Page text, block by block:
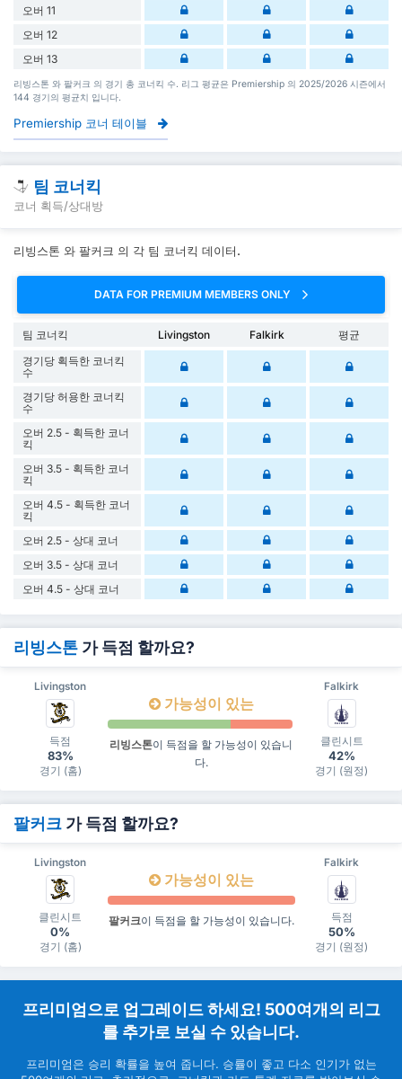
오버 11
오버 12
오버 13
리빙스톤 와 팔커크 의 경기 총 코너킥 수. 리그 평균은 Premiership 의 2025/2026 시즌에서
144 경기의 평균치 입니다.
Premiership 코너 테이블
팀 코너킥
코너 획득/상대방
리빙스톤 와 팔커크 의 각 팀 코너킥 데이터.
DATA FOR PREMIUM MEMBERS ONLY
팀 코너킥 Livingston Falkirk
평균
경기당 획득한 코너킥
수
경기당 허용한 코너킥
수
오버 2.5 - 획득한 코너
킥
오버 3.5 - 획득한 코너
킥
오버 4.5 - 획득한 코너
킥
오버 2.5 - 상대 코너
오버 3.5 - 상대 코너
오버 4.5 - 상대 코너
리빙스톤 가 득점 할까요?
Livingston Falkirk
득점
83%
경기 (홈)
가능성이 있는
리빙스톤이 득점을 할 가능성이 있습니
다.
클린시트
42%
경기 (원정)
팔커크 가 득점 할까요?
Livingston Falkirk
클린시트
0%
경기 (홈)
가능성이 있는
팔커크이 득점을 할 가능성이 있습니다. 득점
50%
경기 (원정)
프리미엄으로 업그레이드 하세요! 500여개의 리그
를 추가로 보실 수 있습니다.
프리미엄은 승리 확률을 높여 줍니다. 승률이 좋고 다소 인기가 없는